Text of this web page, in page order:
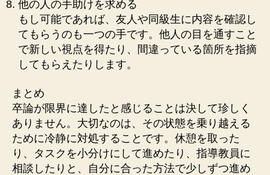
他の人の手助けを求める
もし可能であれば、友人や同級生に内容を確認し
てもらうのも一つの手です。他人の目を通すこと
で新しい視点を得たり、間違っている箇所を指摘
してもらえたりします。
まとめ
卒論が限界に達したと感じることは決して珍しく
ありません。大切なのは、その状態を乗り越える
ために冷静に対処することです。休憩を取った
り、タスクを小分けにして進めたり、指導教員に
相談したりと、自分に合った方法で少しずつ進め